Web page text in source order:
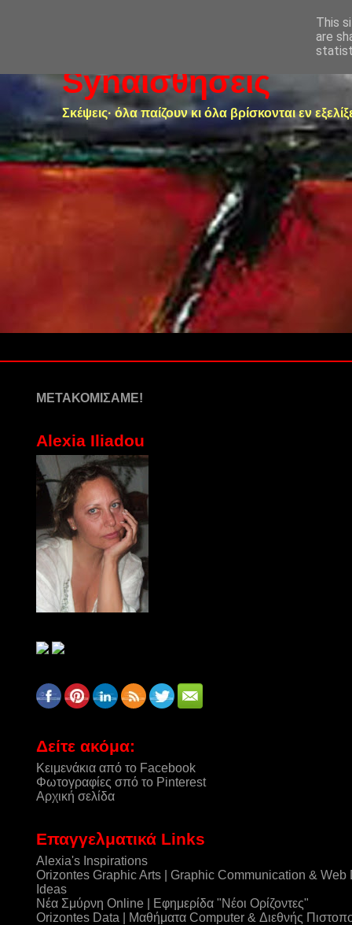
Synαισθήσεις
Σκέψεις· όλα παίζουν κι όλα βρίσκονται εν
ΜΕΤΑΚΟΜΙΣΑΜΕ!
Alexia Iliadou
Δείτε ακόμα:
Κειμενάκια από το Facebook
Φωτογραφίες σπό το Pinterest
Αρχική σελίδα
Επαγγελματικά Links
Alexia's Inspirations
Orizontes Graphic Arts | Graphic Communication & Web
Ideas
Νέα Σμύρνη Online | Εφημερίδα "Νέοι Ορίζοντες"
Orizontes Data | Μαθήματα Computer & Διεθνής
This
are